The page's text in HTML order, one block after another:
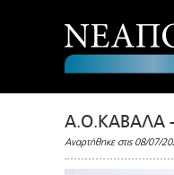
Α.Ο.ΚΑΒΑΛΑ –
Αναρτήθηκε στις 08/07/